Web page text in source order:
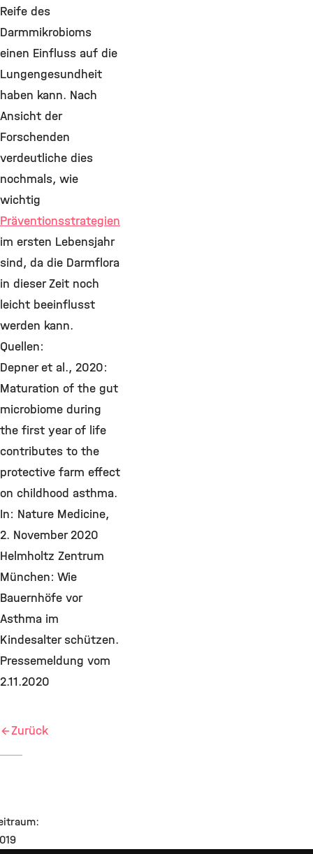
Reife des
Darmmikrobioms
einen Einfluss auf die
Lungengesundheit
haben kann. Nach
Ansicht der
Forschenden
verdeutliche dies
nochmals, wie
wichtig
Präventionsstrategien
im ersten Lebensjahr
sind, da die Darmflora
in dieser Zeit noch
leicht beeinflusst
werden kann.
Quellen:
Depner et al., 2020:
Maturation of the gut
microbiome during
the first year of life
contributes to the
protective farm effect
on childhood asthma.
In: Nature Medicine,
2. November 2020
Helmholtz Zentrum
München: Wie
Bauernhöfe vor
Asthma im
Kindesalter schützen.
Pressemeldung vom
2.11.2020
Zurück